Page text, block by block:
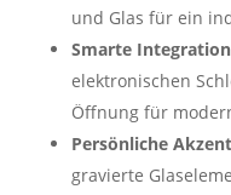
und Glas für ein
Smarte
elektronischen
Öffnung für
Persönliche
gravierte